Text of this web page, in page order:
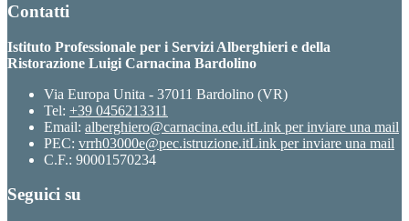
Contatti
Istituto Professionale per i Servizi Alberghieri e della
Ristorazione Luigi Carnacina Bardolino
Via Europa Unita - 37011 Bardolino (VR)
Tel: +39 0456213311
Email: alberghiero@carnacina.edu.itLink per inviare una mail
PEC: vrrh03000e@pec.istruzione.itLink per inviare una mail
C.F.: 90001570234
Seguici su